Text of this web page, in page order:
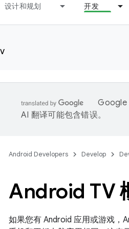
设计和规划 开发
Google
AI 翻译可能包含错误。
Android Developers Develop
Android TV
如果您有 Android 应用或游戏，